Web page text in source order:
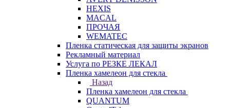
HEXIS
MACAL
ПРОЧАЯ
WEMATEC
Пленка статическая для защиты экранов
Рекламный материал
Услуга по РЕЗКЕ ЛЕКАЛ
Пленка хамелеон для стекла
Назад
Пленка хамелеон для стекла
QUANTUM